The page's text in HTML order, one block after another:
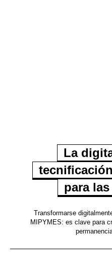
La
para las
Transformarse
MIPYMES: es clave para